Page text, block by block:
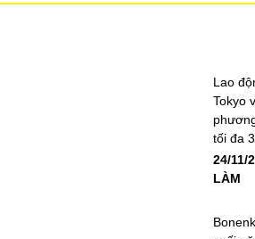
Lao
Tokyo
tối đa
24/11/
LÀM